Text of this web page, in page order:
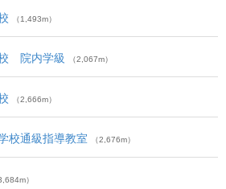
（1,493m）
院内学級 （2,067m）
（2,666m）
校通級指導教室 （2,676m）
）